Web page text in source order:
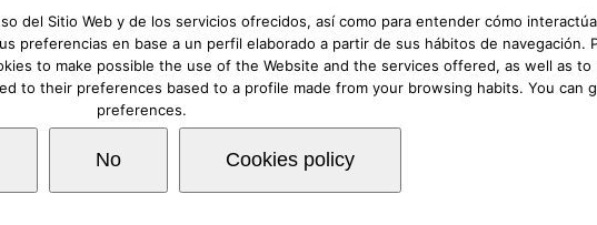
del Sitio Web y de los servicios ofrecidos, así como para entender cómo
preferencias en base a un perfil elaborado a partir de sus hábitos de navegación.
to make possible the use of the Website and the services offered, as well as
to their preferences based to a profile made from your browsing habits. You can
preferences.
No Cookies policy